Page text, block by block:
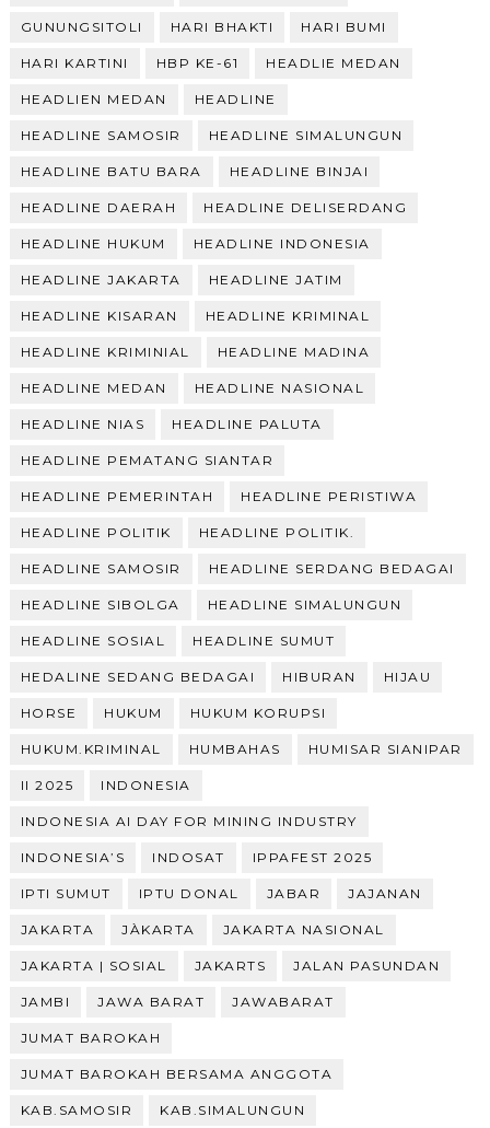
GUNUNGSITOLI HARI BHAKTI HARI BUMI
HARI KARTINI HBP KE-61 HEADLIE MEDAN
HEADLIEN MEDAN HEADLINE
HEADLINE SAMOSIR HEADLINE SIMALUNGUN
HEADLINE BATU BARA HEADLINE BINJAI
HEADLINE DAERAH HEADLINE DELISERDANG
HEADLINE HUKUM HEADLINE INDONESIA
HEADLINE JAKARTA HEADLINE JATIM
HEADLINE KISARAN HEADLINE KRIMINAL
HEADLINE KRIMINIAL HEADLINE MADINA
HEADLINE MEDAN HEADLINE NASIONAL
HEADLINE NIAS HEADLINE PALUTA
HEADLINE PEMATANG SIANTAR
HEADLINE PEMERINTAH HEADLINE PERISTIWA
HEADLINE POLITIK HEADLINE POLITIK.
HEADLINE SAMOSIR HEADLINE SERDANG BEDAGAI
HEADLINE SIBOLGA HEADLINE SIMALUNGUN
HEADLINE SOSIAL HEADLINE SUMUT
HEDALINE SEDANG BEDAGAI HIBURAN HIJAU
HORSE HUKUM HUKUM KORUPSI
HUKUM.KRIMINAL HUMBAHAS HUMISAR SIANIPAR
II 2025 INDONESIA
INDONESIA AI DAY FOR MINING INDUSTRY
INDONESIA’S INDOSAT IPPAFEST 2025
IPTI SUMUT IPTU DONAL JABAR JAJANAN
JAKARTA JÀKARTA JAKARTA NASIONAL
JAKARTA | SOSIAL JAKARTS JALAN PASUNDAN
JAMBI JAWA BARAT JAWABARAT
JUMAT BAROKAH
JUMAT BAROKAH BERSAMA ANGGOTA
KAB.SAMOSIR KAB.SIMALUNGUN